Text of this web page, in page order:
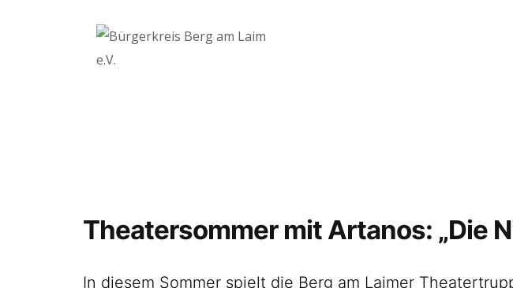
Datenschutz
Theatersommer mit Artanos: „Die
In diesem Sommer spielt die Berg am Laimer